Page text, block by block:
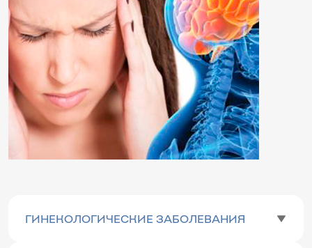
ГИНЕКОЛОГИЧЕСКИЕ ЗАБОЛЕВАНИЯ